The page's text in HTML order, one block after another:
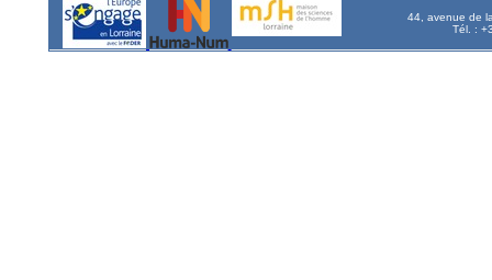
44, avenue de
Tél. :